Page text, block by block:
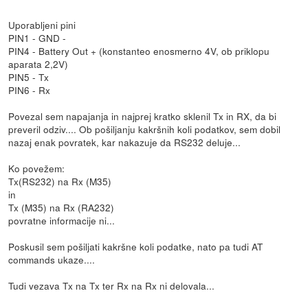
Uporabljeni pini
PIN1 - GND -
PIN4 - Battery Out + (konstanteo enosmerno 4V, ob priklopu
aparata 2,2V)
PIN5 - Tx
PIN6 - Rx
Povezal sem napajanja in najprej kratko sklenil Tx in RX, da bi
preveril odziv.... Ob pošiljanju kakršnih koli podatkov, sem dobil
nazaj enak povratek, kar nakazuje da RS232 deluje...
Ko povežem:
Tx(RS232) na Rx (M35)
in
Tx (M35) na Rx (RA232)
povratne informacije ni...
Poskusil sem pošiljati kakršne koli podatke, nato pa tudi AT
commands ukaze....
Tudi vezava Tx na Tx ter Rx na Rx ni delovala...